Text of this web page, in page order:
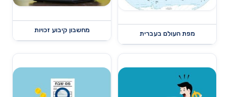
מפת העולם בעברית
מחשבון קיבוע זכויות